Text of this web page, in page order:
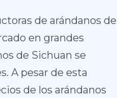
de arándanos de
en grandes
de Sichuan se
A pesar de esta
de los arándanos